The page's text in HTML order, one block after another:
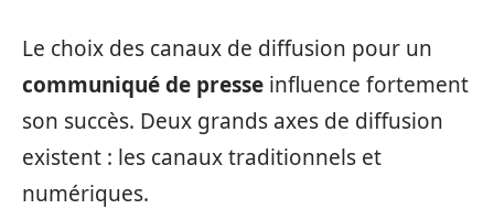
Le choix des canaux de diffusion pour un
communiqué de presse influence fortement
son succès. Deux grands axes de diffusion
existent : les canaux traditionnels et
numériques.